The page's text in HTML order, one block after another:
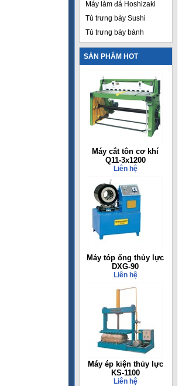
Máy làm đá Hoshizaki
Tủ trưng bày Sushi
Tủ trưng bày bánh
SẢN PHẨM HOT
Máy cắt tôn cơ khí
Q11-3x1200
Liên hệ
Máy tóp ống thủy lực
DXG-90
Liên hệ
Máy ép kiện thủy lực
KS-1100
Liên hệ